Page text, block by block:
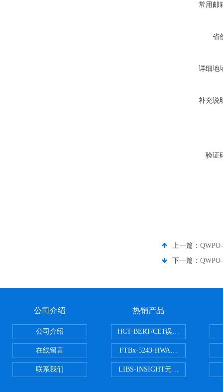
常用邮
省
详细地
补充说
验证
上一篇：
下一篇：
公司介绍
公司介绍
在线留言
联系我们
热销产品
HCT-BERT/CE1误码测试仪
FTBx-5243-HWA光谱分析仪
LIBS-INSIGHT元素光谱分析仪